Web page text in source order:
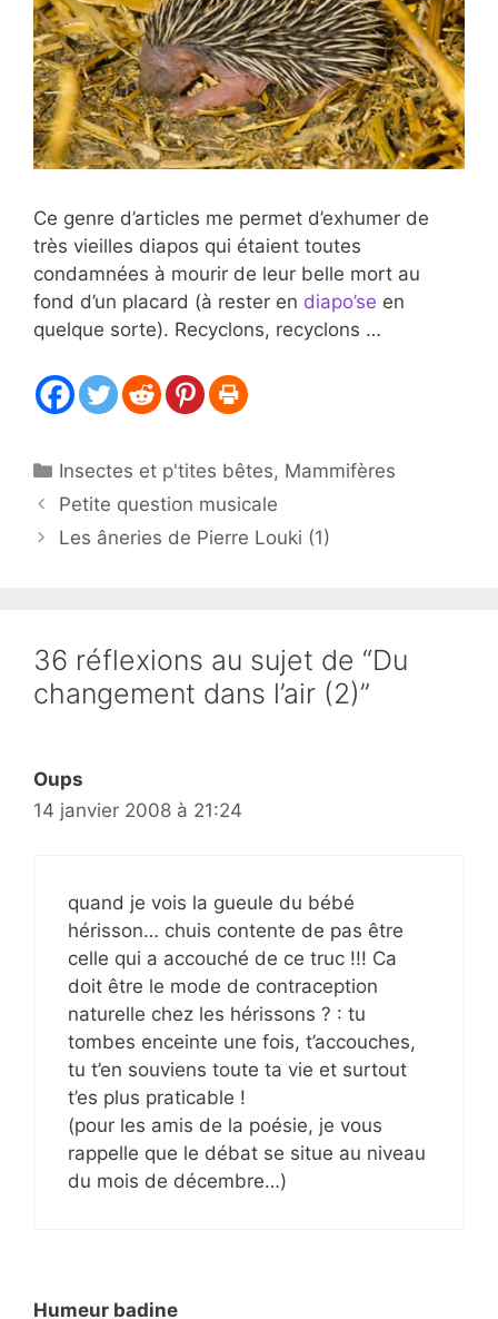
Ce genre d’articles me permet d’exhumer de
très vieilles diapos qui étaient toutes
condamnées à mourir de leur belle mort au
fond d’un placard (à rester en diapo’se en
quelque sorte). Recyclons, recyclons …
Catégories
Insectes et p'tites bêtes, Mammifères
Petite question musicale
Les âneries de Pierre Louki (1)
36 réflexions au sujet de “Du
changement dans l’air (2)”
Oups
14 janvier 2008 à 21:24
quand je vois la gueule du bébé
hérisson… chuis contente de pas être
celle qui a accouché de ce truc !!! Ca
doit être le mode de contraception
naturelle chez les hérissons ? : tu
tombes enceinte une fois, t’accouches,
tu t’en souviens toute ta vie et surtout
t’es plus praticable !
(pour les amis de la poésie, je vous
rappelle que le débat se situe au niveau
du mois de décembre…)
Humeur badine